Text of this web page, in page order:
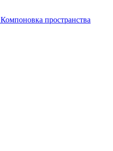
Компоновка пространства